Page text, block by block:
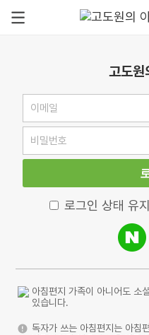
고도원
로그인 상태 유지
아침편지 가족이 아니어도 소
있습니다.
독자가 쓰는 아침편지는 아침